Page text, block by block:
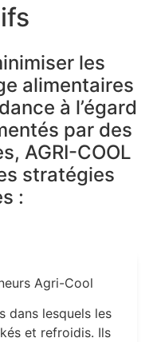
les
alimentaires
à l’égard
par des
AGRI-COOL
stratégies
:
Agri-Cool
dans lesquels les
et refroidis. Ils